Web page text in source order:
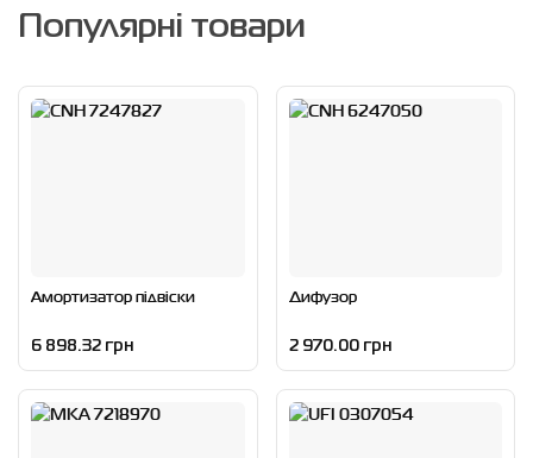
Популярні товари
Амортизатор підвіски
6 898.32 грн
Дифузор
2 970.00 грн